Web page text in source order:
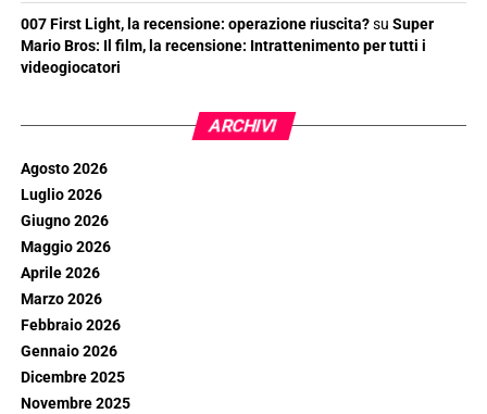
007 First Light, la recensione: operazione riuscita?su Super
Mario Bros: Il film, la recensione: Intrattenimento per tutti i
videogiocatori
ARCHIVI
Agosto 2026
Luglio 2026
Giugno 2026
Maggio 2026
Aprile 2026
Marzo 2026
Febbraio 2026
Gennaio 2026
Dicembre 2025
Novembre 2025